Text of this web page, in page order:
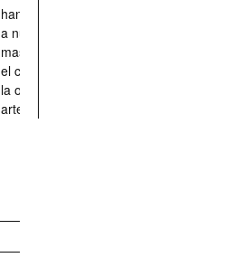
han situado
a nuestras
mascotas en
el centro de
la obra de
arte.